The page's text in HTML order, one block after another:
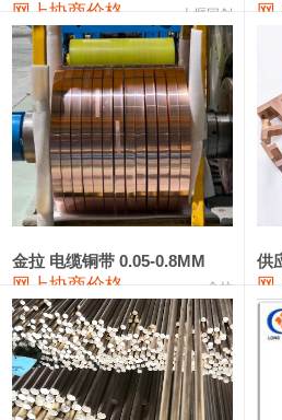
漆包线 111,970—115,970
磷铜合金 110,800—117,600
无氧铜丝(硬) 109,710—110,010
R410A专用紫铜管 113,700—113,700
铸造铝合金锭(A380） 26,300—26,500
铝合金ADC12 24,200—24,400
铸造铝合金锭(ZL102) 24,300—24,500
网上协商价格 十堰同创 网
金拉 电缆铜带 0.05-0.8MM
网上协商价格 金拉
供
网